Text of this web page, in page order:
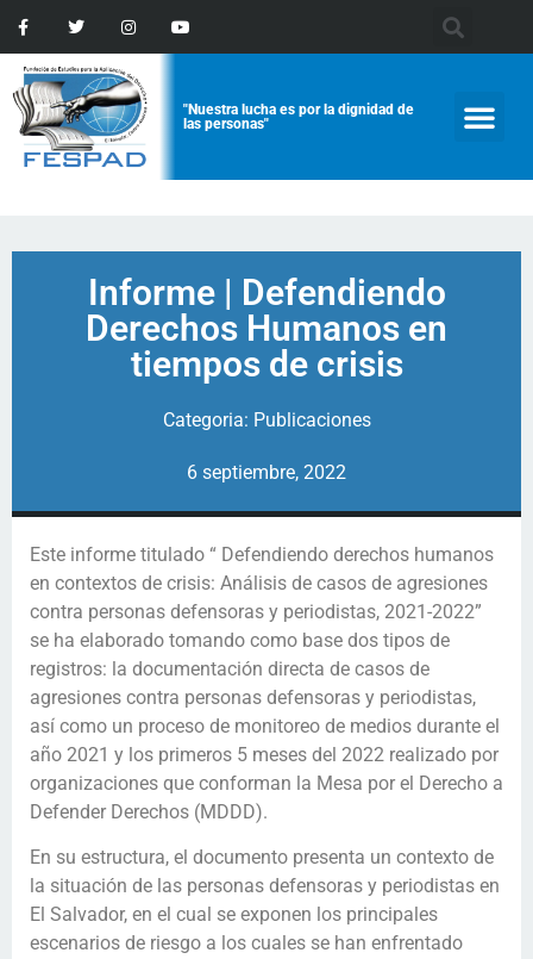
"Nuestra lucha es por la dignidad de
las personas"
Informe | Defendiendo
Derechos Humanos en
tiempos de crisis
Categoria: Publicaciones
6 septiembre, 2022
Este informe titulado “ Defendiendo derechos humanos
en contextos de crisis: Análisis de casos de agresiones
contra personas defensoras y periodistas, 2021-2022”
se ha elaborado tomando como base dos tipos de
registros: la documentación directa de casos de
agresiones contra personas defensoras y periodistas,
así como un proceso de monitoreo de medios durante el
año 2021 y los primeros 5 meses del 2022 realizado por
organizaciones que conforman la Mesa por el Derecho a
Defender Derechos (MDDD).
En su estructura, el documento presenta un contexto de
la situación de las personas defensoras y periodistas en
El Salvador, en el cual se exponen los principales
escenarios de riesgo a los cuales se han enfrentado